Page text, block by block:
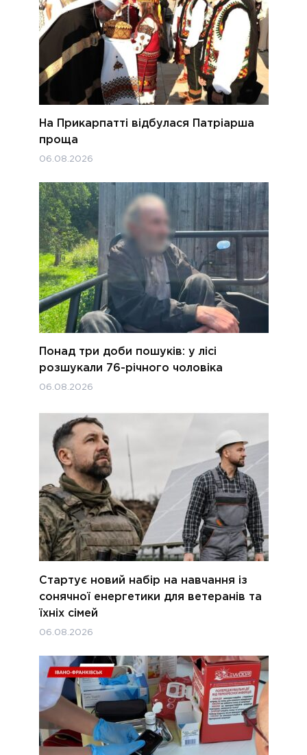
На Прикарпатті відбулася Патріарша
проща
06.08.2026
Понад три доби пошуків: у лісі
розшукали 76-річного чоловіка
06.08.2026
Стартує новий набір на навчання із
сонячної енергетики для ветеранів та
їхніх сімей
06.08.2026